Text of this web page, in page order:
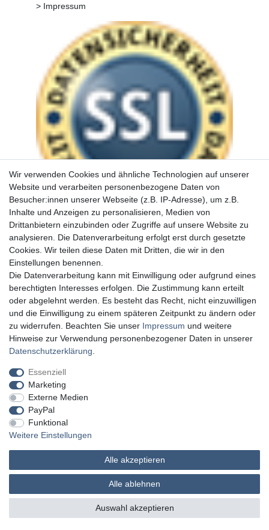
> Impressum
MATHES Werkzeuge und Maschinen
Wir verwenden Cookies und ähnliche Technologien auf unserer
Website und verarbeiten personenbezogene Daten von
Besucher:innen unserer Webseite (z.B. IP-Adresse), um z.B.
Inhalte und Anzeigen zu personalisieren, Medien von
Drittanbietern einzubinden oder Zugriffe auf unsere Website zu
analysieren. Die Datenverarbeitung erfolgt erst durch gesetzte
Cookies. Wir teilen diese Daten mit Dritten, die wir in den
Einstellungen benennen.
Die Datenverarbeitung kann mit Einwilligung oder aufgrund eines
berechtigten Interesses erfolgen. Die Zustimmung kann erteilt
oder abgelehnt werden. Es besteht das Recht, nicht einzuwilligen
und die Einwilligung zu einem späteren Zeitpunkt zu ändern oder
zu widerrufen. Beachten Sie unser Impressum und weitere
Hinweise zur Verwendung personenbezogener Daten in unserer
Daten­schutz­erklärung
Essenziell
Marketing
Externe Medien
PayPal
Funktional
Weitere Einstellungen
Alle akzeptieren
Alle ablehnen
Auswahl akzeptieren